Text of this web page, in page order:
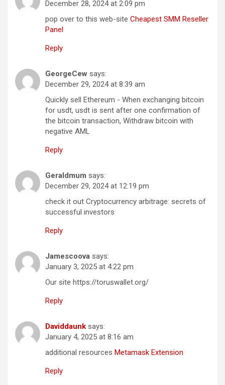
December 28, 2024 at 2:09 pm
pop over to this web-site Cheapest SMM Reseller
Panel
Reply
GeorgeCew says:
December 29, 2024 at 8:39 am
Quickly sell Ethereum - When exchanging bitcoin
for usdt, usdt is sent after one confirmation of
the bitcoin transaction, Withdraw bitcoin with
negative AML
Reply
Geraldmum says:
December 29, 2024 at 12:19 pm
check it out Cryptocurrency arbitrage: secrets of
successful investors
Reply
Jamescoova says:
January 3, 2025 at 4:22 pm
Our site https://toruswallet.org/
Reply
Daviddaunk says:
January 4, 2025 at 8:16 am
additional resources Metamask Extension
Reply